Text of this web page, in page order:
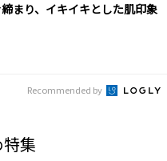
まり、イキイキとした肌印象
Recommended by
集